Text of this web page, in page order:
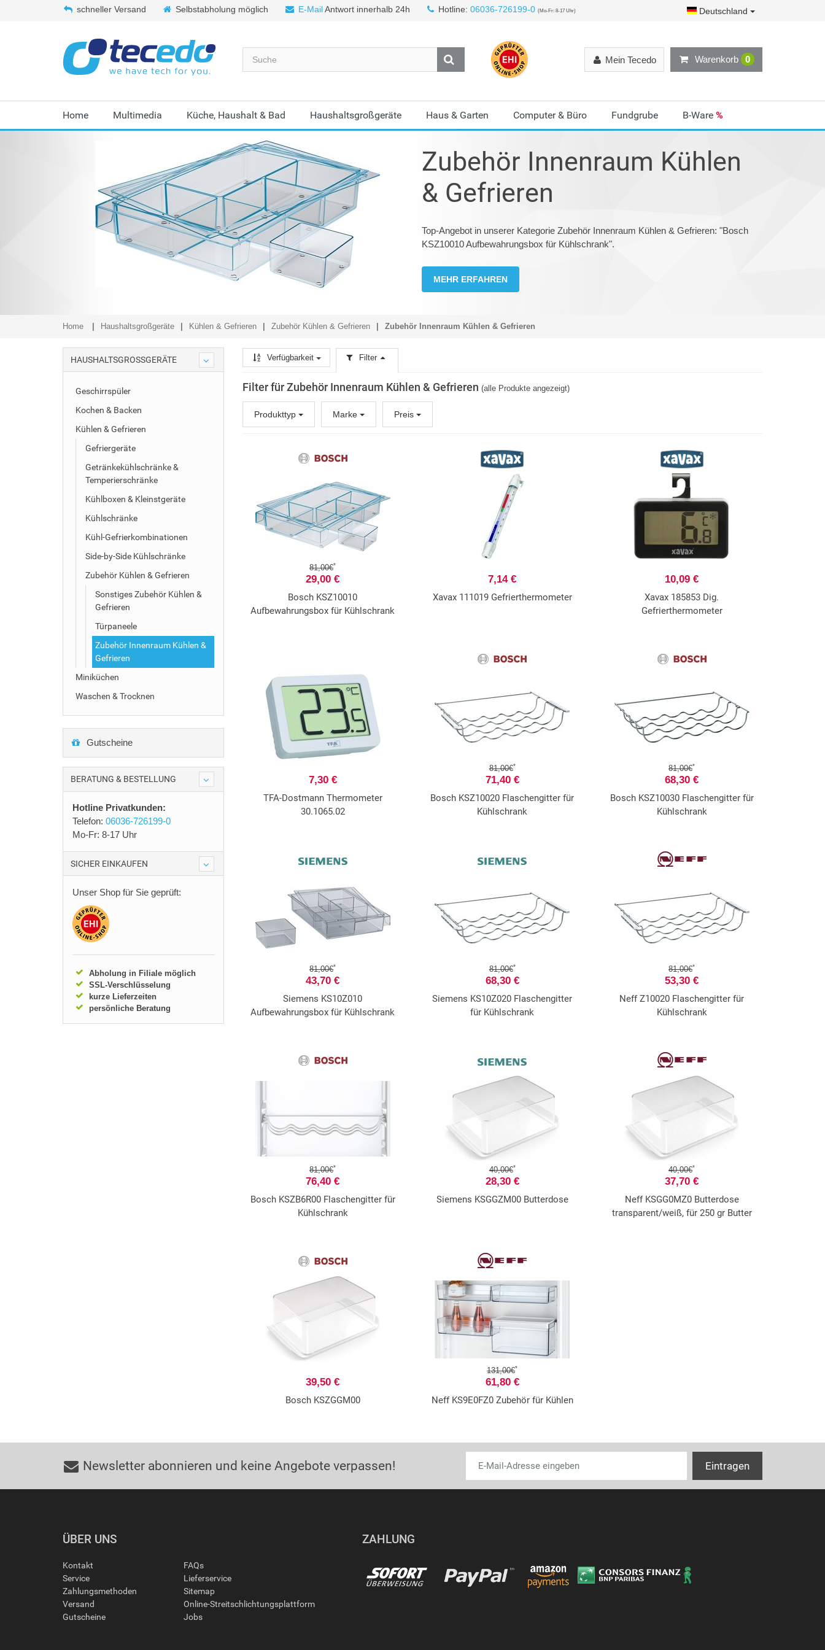
schneller Versand Selbstabholung möglich E-MailAntwort innerhalb 24h Hotline: 06036-726199-0 (Mo-Fr: 8-17 Uhr) Deutschland
Warenkorb 0
Mein Tecedo
Home Multimedia Küche, Haushalt & Bad Haushaltsgroßgeräte Haus & Garten Computer & Büro Fundgrube B-Ware %
Zubehör Innenraum Kühlen
& Gefrieren
Top-Angebot in unserer Kategorie Zubehör Innenraum Kühlen & Gefrieren: "Bosch
KSZ10010 Aufbewahrungsbox für Kühlschrank".
MEHR ERFAHREN
Home Haushaltsgroßgeräte Kühlen & Gefrieren Zubehör Kühlen & Gefrieren Zubehör Innenraum Kühlen & Gefrieren
HAUSHALTSGROSSGERÄTE
Geschirrspüler
Kochen & Backen
Kühlen & Gefrieren
Gefriergeräte
Getränkekühlschränke &
Temperierschränke
Kühlboxen & Kleinstgeräte
Kühlschränke
Kühl-Gefrierkombinationen
Side-by-Side Kühlschränke
Zubehör Kühlen & Gefrieren
Sonstiges Zubehör Kühlen &
Gefrieren
Türpaneele
Zubehör Innenraum Kühlen &
Gefrieren
Miniküchen
Waschen & Trocknen
Gutscheine
BERATUNG & BESTELLUNG
Hotline Privatkunden:
Telefon: 06036-726199-0
Mo-Fr: 8-17 Uhr
SICHER EINKAUFEN
Unser Shop für Sie geprüft:
Abholung in Filiale möglich
SSL-Verschlüsselung
kurze Lieferzeiten
persönliche Beratung
Verfügbarkeit Filter
Filter für Zubehör Innenraum Kühlen & Gefrieren (alle Produkte angezeigt)
Produkttyp Marke Preis
81,00€*
29,00 €
Bosch KSZ10010
Aufbewahrungsbox für Kühlschrank
7,14 €
Xavax 111019 Gefrierthermometer
10,09 €
Xavax 185853 Dig.
Gefrierthermometer
7,30 €
TFA-Dostmann Thermometer
30.1065.02
81,00€*
71,40 €
Bosch KSZ10020 Flaschengitter für
Kühlschrank
81,00€*
68,30 €
Bosch KSZ10030 Flaschengitter für
Kühlschrank
81,00€*
43,70 €
Siemens KS10Z010
Aufbewahrungsbox für Kühlschrank
81,00€*
68,30 €
Siemens KS10Z020 Flaschengitter
für Kühlschrank
81,00€*
53,30 €
Neff Z10020 Flaschengitter für
Kühlschrank
81,00€*
76,40 €
Bosch KSZB6R00 Flaschengitter für
Kühlschrank
40,00€*
28,30 €
Siemens KSGGZM00 Butterdose
40,00€*
37,70 €
Neff KSGG0MZ0 Butterdose
transparent/weiß, für 250 gr Butter
39,50 €
Bosch KSZGGM00
131,00€*
61,80 €
Neff KS9E0FZ0 Zubehör für Kühlen
Newsletter abonnieren und keine Angebote verpassen!
ÜBER UNS
Kontakt
Service
Zahlungsmethoden
Versand
Gutscheine
FAQs
Lieferservice
Sitemap
Online-Streitschlichtungsplattform
Jobs
ZAHLUNG